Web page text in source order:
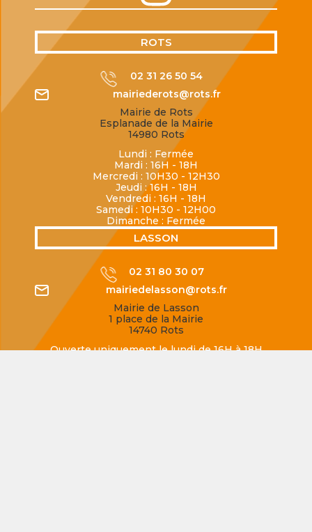
ROTS
02 31 26 50 54
mairiederots@rots.fr
Mairie de Rots
Esplanade de la Mairie
14980 Rots
Lundi : Fermée
Mardi : 16H - 18H
Mercredi : 10H30 - 12H30
Jeudi : 16H - 18H
Vendredi : 16H - 18H
Samedi : 10H30 - 12H00
Dimanche : Fermée
LASSON
02 31 80 30 07
mairiedelasson@rots.fr
Mairie de Lasson
1 place de la Mairie
14740 Rots
Ouverte uniquement le lundi de 16H à 18H